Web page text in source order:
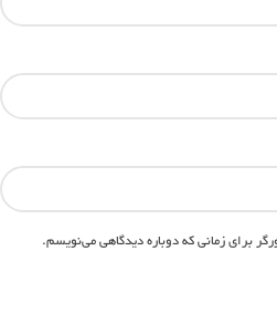
برای زمانی که دوباره دیدگاهی می‌نویسم.